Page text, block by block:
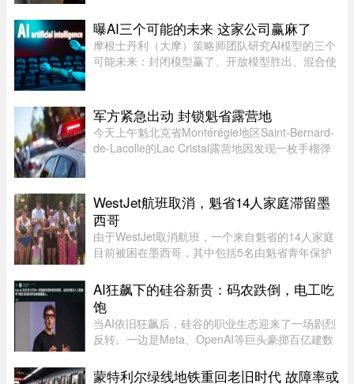
万元罚款。
曝AI三个可能的未来 这家公司赢麻了
摩根士丹利（大摩）策略师团队研究AI模型的三个
可能未来：封闭模型赢了、开放模型胜出、混合使
布的分析研究，指出AI市场 ...
军方紧急出动 封锁魁省露营地
今天上午魁北克省Montérégie地区Saint-Bernard-
de-Lacolle的Lac Cristal露营地因发现一枚手榴弹
历史，目前对露营者没有 ...
WestJet航班取消，魁省14人家庭滞留墨
西哥
由于WestJet取消航班，一个来自魁省的14人家庭
目前被困在墨西哥，其中包括5名由魁省青年保护
Josée Pelletier表示，一家人原定周一返程，却在
起飞前数小时收到航班取消 ...
AI狂飙下的硅谷新贵：码农跌倒，电工吃
饱
当AI依旧狂飙后，硅谷的职业生态迎来了一场剧烈
反转。一边是Meta、OpenAI等巨头豪掷百亿建数
量培养技工；一边是大厂白领接连发起抗议，担忧
蒙特利尔绿线地铁重回老旧时代 故障率或